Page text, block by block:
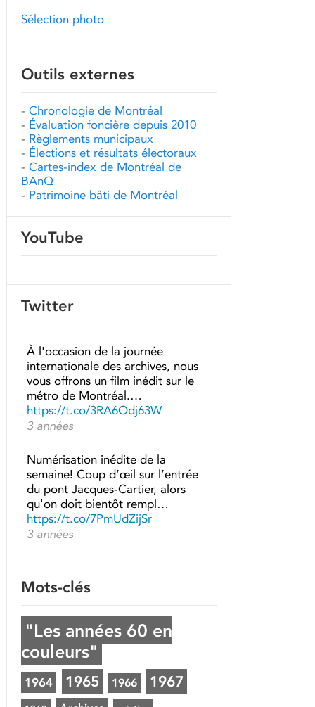
Sélection photo
Outils externes
- Chronologie de Montréal
- Évaluation foncière depuis 2010
- Règlements municipaux
- Élections et résultats électoraux
- Cartes-index de Montréal de
BAnQ
- Patrimoine bâti de Montréal
YouTube
Twitter
À l'occasion de la journée
internationale des archives, nous
vous offrons un film inédit sur le
métro de Montréal.…
https://t.co/3RA6Odj63W
3 années
Numérisation inédite de la
semaine! Coup d’œil sur l’entrée
du pont Jacques-Cartier, alors
qu'on doit bientôt rempl…
https://t.co/7PmUdZijSr
3 années
Mots-clés
"Les années 60 en
couleurs"
1964 1965 1966 1967